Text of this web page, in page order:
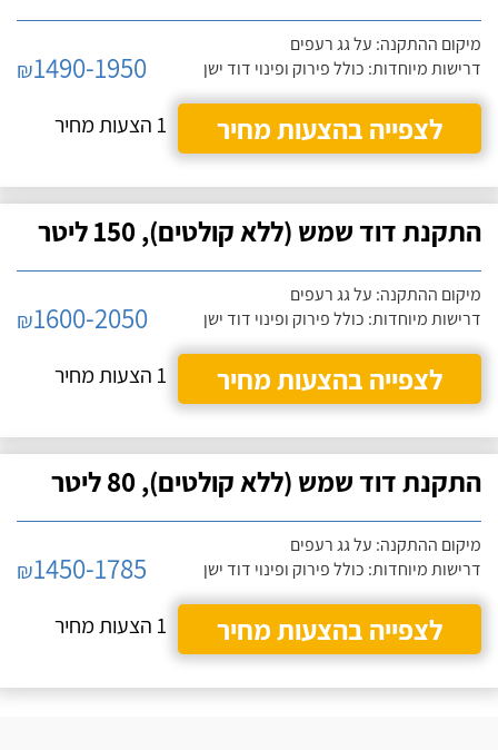
מיקום ההתקנה: על גג רעפים
דרישות מיוחדות: כולל פירוק ופינוי דוד ישן
₪1490-1950
לצפייה בהצעות מחיר
1 הצעות מחיר
התקנת דוד שמש (ללא קולטים), 150 ליטר
מיקום ההתקנה: על גג רעפים
דרישות מיוחדות: כולל פירוק ופינוי דוד ישן
₪1600-2050
לצפייה בהצעות מחיר
1 הצעות מחיר
התקנת דוד שמש (ללא קולטים), 80 ליטר
מיקום ההתקנה: על גג רעפים
דרישות מיוחדות: כולל פירוק ופינוי דוד ישן
₪1450-1785
לצפייה בהצעות מחיר
1 הצעות מחיר